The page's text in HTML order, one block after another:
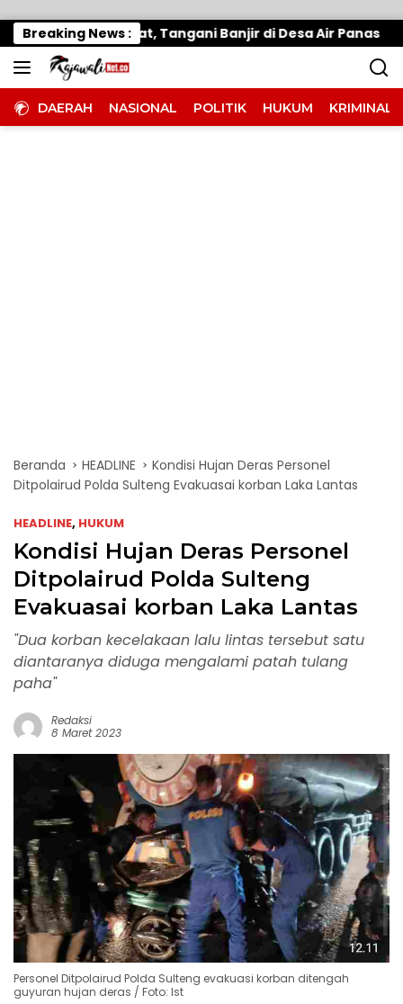
Breaking News :
Gerak Cepat, Tangani Banjir di Desa Air Panas
DAERAH NASIONAL POLITIK HUKUM KRIMINAL
Beranda HEADLINE
Kondisi Hujan Deras Personel
Ditpolairud Polda Sulteng Evakuasai korban Laka Lantas
HEADLINE, HUKUM
Kondisi Hujan Deras Personel
Ditpolairud Polda Sulteng
Evakuasai korban Laka Lantas
"Dua korban kecelakaan lalu lintas tersebut satu
diantaranya diduga mengalami patah tulang
paha"
Redaksi
8 Maret 2023
Personel Ditpolairud Polda Sulteng evakuasi korban ditengah
guyuran hujan deras / Foto: Ist